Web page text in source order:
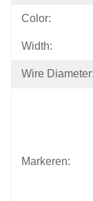
Color:
Width:
Wire Diameter:
Markeren: